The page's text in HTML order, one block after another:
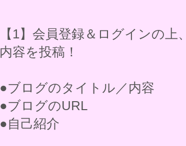
【1】会員登録＆ログインの
内容を投稿！
●ブログのタイトル／内容
●ブログのURL
●自己紹介